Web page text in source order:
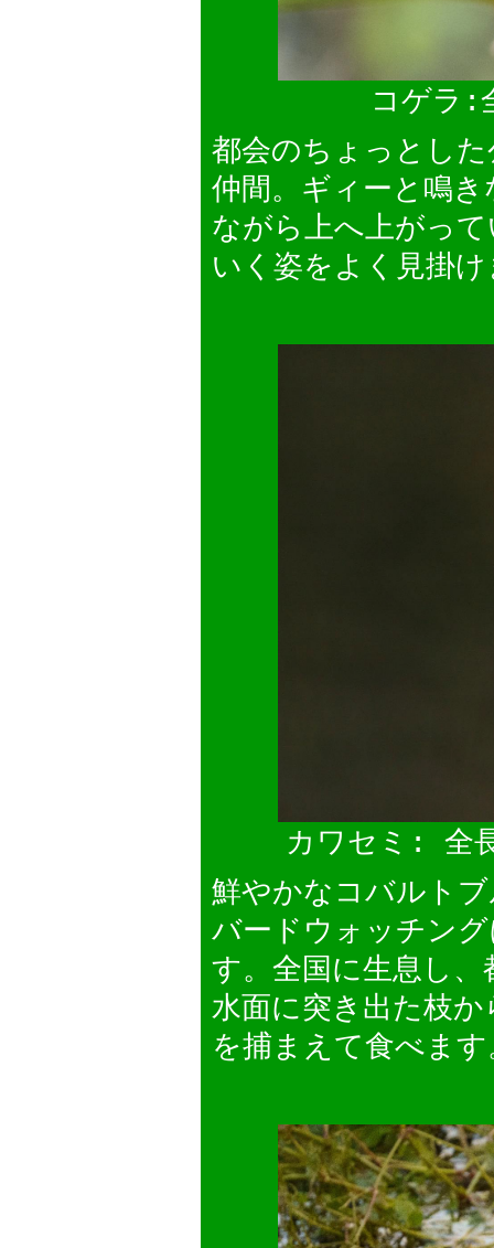
コゲラ:
都会のちょっとし
仲間。ギィーと鳴
ながら上へ上がっ
いく姿をよく見掛
カワセミ: 全
鮮やかなコバルト
バードウォッチン
す。全国に生息し
水面に突き出た枝
を捕まえて食べます